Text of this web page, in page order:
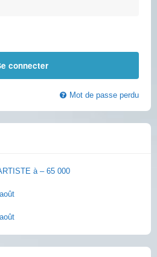
Mot de passe perdu
à – 65 000